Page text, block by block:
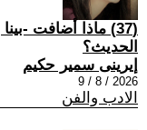
(37) ماذا أضافت -
الحديث؟
إيرينى سمير حكيم
2026 / 8 / 9
الادب والفن